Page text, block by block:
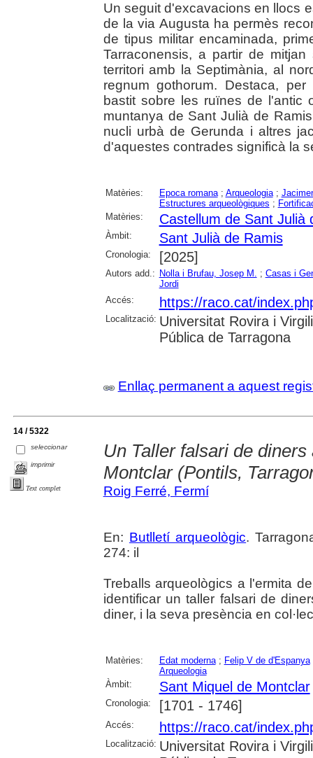
Un seguit d'excavacions en llocs
de la via Augusta ha permès
de tipus militar encaminada,
Tarraconensis, a partir de
territori amb la Septimània, al
regnum gothorum. Destaca,
bastit sobre les ruïnes de l'antic
muntanya de Sant Julià de
nucli urbà de Gerunda i altres
d'aquestes contrades significà la
Matèries: Epoca romana; Arqueologia;
Estructures arqueològiques ;
Matèries:
Castellum de Sant Julià
Àmbit: Sant Julià de Ramis
Cronologia: [2025]
Autors add.: Nolla i Brufau, Josep M. ; Casas i
Jordi
Accés:
https://raco.cat/
Localització: Universitat Rovira i
Pública de Tarragona
Enllaç permanent a aquest
14 / 5322
seleccionar
imprimir
Text complet
Un Taller falsari de
Montclar (Pontils,
Roig Ferré, Fermí
En: Butlletí arqueològic.
274: il
Treballs arqueològics a l'ermita
identificar un taller falsari de
diner, i la seva presència en
Matèries: Edat moderna; Felip V de d'Espanya
Arqueologia
Àmbit:
Sant Miquel de Montclar
Cronologia: [1701 - 1746]
Accés: https://raco.cat/
Localització: Universitat Rovira i